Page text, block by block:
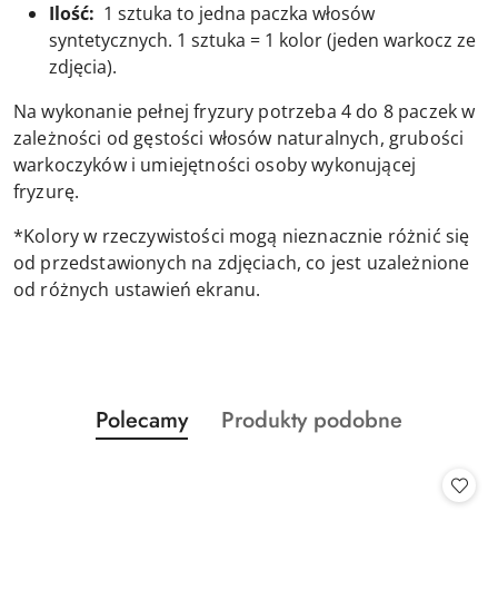
Ilość: 1 sztuka to jedna paczka włosów
syntetycznych. 1 sztuka = 1 kolor (jeden warkocz ze
zdjęcia).
Na wykonanie pełnej fryzury potrzeba 4 do 8 paczek w
zależności od gęstości włosów naturalnych, grubości
warkoczyków i umiejętności osoby wykonującej
fryzurę.
*Kolory w rzeczywistości mogą nieznacznie różnić się
od przedstawionych na zdjęciach, co jest uzależnione
od różnych ustawień ekranu.
Pomiń karuzelę produktów
Produkty
o
Polecamy
Produkty
Produkty podobne